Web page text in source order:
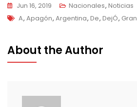
Jun 16, 2019 Nacionales, Noticias
Tags
A, Apagón, Argentina, De, DejÓ, Gran
About the Author